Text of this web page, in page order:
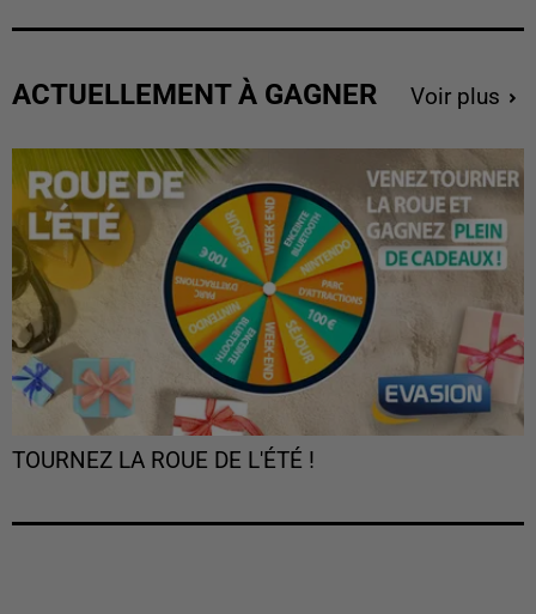
ACTUELLEMENT À GAGNER Voir plus
TOURNEZ LA ROUE DE L'ÉTÉ !